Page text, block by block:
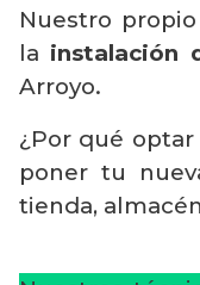
Nuestro
la instalación
Arroyo.
¿Por qué
poner tu
tienda,